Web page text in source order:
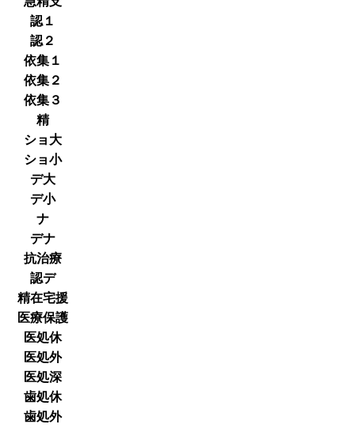
認１
認２
依集１
依集２
依集３
精
ショ大
ショ小
デ大
デ小
ナ
デナ
抗治療
認デ
精在宅援
医療保護
医処休
医処外
医処深
歯処休
歯処外